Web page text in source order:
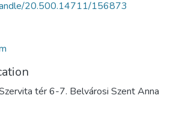
20.500.14711/156873
tér 6-7. Belvárosi Szent Anna